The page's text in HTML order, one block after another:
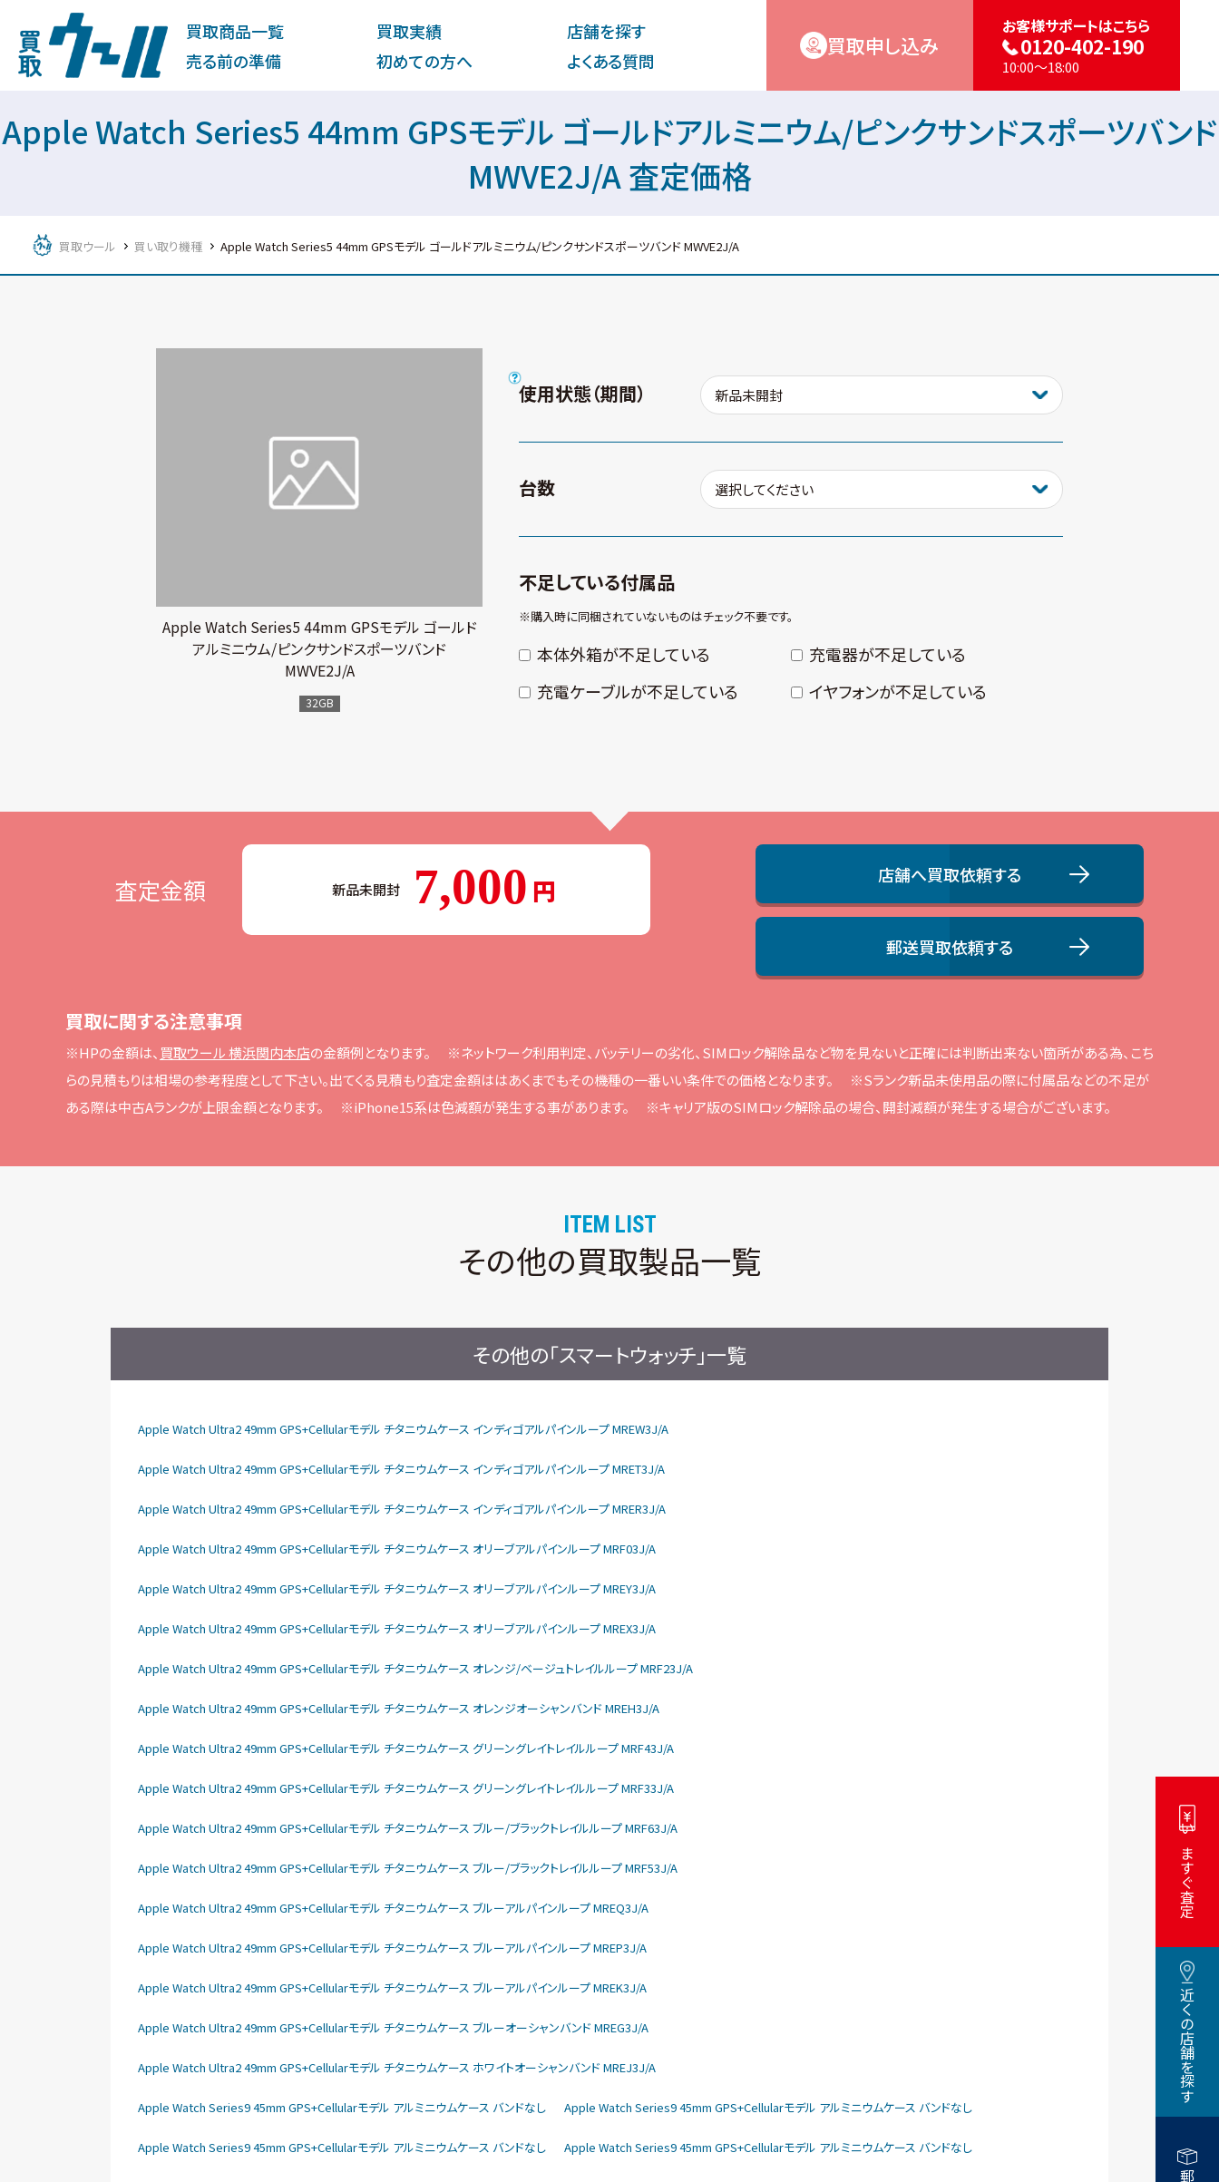
買取商品一覧 買取実績
店舗を探す
売る前の準備
初めての⽅へ よくある質問
買取申し込み
お客様サポートはこちら
0120-402-190
10:00～18:00
いますぐ査定
近くの店舗を探す
Apple Watch Series5 44mm GPSモデル ゴールドアルミニウム/ピンクサンドスポーツバンド
MWVE2J/A 査定価格
買取ウール 買い取り機種 Apple Watch Series5 44mm GPSモデル ゴールドアルミニウム/ピンクサンドスポーツバンド MWVE2J/A
Apple Watch Series5 44mm GPSモデル ゴールド
アルミニウム/ピンクサンドスポーツバンド
MWVE2J/A
32GB
使用状態（期間）
台数
不足している付属品
※購⼊時に同梱されていないものはチェック不要です。
本体外箱が不⾜している
充電器が不⾜している
充電ケーブルが不⾜している
イヤフォンが不⾜している
査定金額 新品未開封 7,000 店舗へ買取依頼する
郵送買取依頼する
買取に関する注意事項
※HPの⾦額は、 買取ウール 横浜関内本店の⾦額例となります。
※ネットワーク利⽤判定、バッテリーの劣化、SIMロック解除品など物を⾒ないと正確には判断出来ない箇所がある為、こち
らの⾒積もりは相場の参考程度として下さい。出てくる⾒積もり査定⾦額ははあくまでもその機種の⼀番いい条件での価格となります。
※Sランク新品未使⽤品の際に付属品などの不⾜が
ある際は中古Aランクが上限⾦額となります。
※iPhone15系は⾊減額が発⽣する事があります。 ※キャリア版のSIMロック解除品の場合、開封減額が発⽣する場合がございます。
ITEM LIST
その他の買取製品一覧
その他の「スマートウォッチ」一覧
Apple Watch Ultra2 49mm GPS+Cellularモデル チタニウムケース インディゴアルパインループ MREW3J/A
Apple Watch Ultra2 49mm GPS+Cellularモデル チタニウムケース インディゴアルパインループ MRET3J/A
Apple Watch Ultra2 49mm GPS+Cellularモデル チタニウムケース インディゴアルパインループ MRER3J/A
Apple Watch Ultra2 49mm GPS+Cellularモデル チタニウムケース オリーブアルパインループ MRF03J/A
Apple Watch Ultra2 49mm GPS+Cellularモデル チタニウムケース オリーブアルパインループ MREY3J/A
Apple Watch Ultra2 49mm GPS+Cellularモデル チタニウムケース オリーブアルパインループ MREX3J/A
Apple Watch Ultra2 49mm GPS+Cellularモデル チタニウムケース オレンジ/ベージュトレイルループ MRF23J/A
Apple Watch Ultra2 49mm GPS+Cellularモデル チタニウムケース オレンジオーシャンバンド MREH3J/A
Apple Watch Ultra2 49mm GPS+Cellularモデル チタニウムケース グリーングレイトレイルループ MRF43J/A
Apple Watch Ultra2 49mm GPS+Cellularモデル チタニウムケース グリーングレイトレイルループ MRF33J/A
Apple Watch Ultra2 49mm GPS+Cellularモデル チタニウムケース ブルー/ブラックトレイルループ MRF63J/A
Apple Watch Ultra2 49mm GPS+Cellularモデル チタニウムケース ブルー/ブラックトレイルループ MRF53J/A
Apple Watch Ultra2 49mm GPS+Cellularモデル チタニウムケース ブルーアルパインループ MREQ3J/A
Apple Watch Ultra2 49mm GPS+Cellularモデル チタニウムケース ブルーアルパインループ MREP3J/A
Apple Watch Ultra2 49mm GPS+Cellularモデル チタニウムケース ブルーアルパインループ MREK3J/A
Apple Watch Ultra2 49mm GPS+Cellularモデル チタニウムケース ブルーオーシャンバンド MREG3J/A
Apple Watch Ultra2 49mm GPS+Cellularモデル チタニウムケース ホワイトオーシャンバンド MREJ3J/A
Apple Watch Series9 45mm GPS+Cellularモデル アルミニウムケース バンドなし Apple Watch Series9 45mm GPS+Cellularモデル アルミニウムケース バンドなし
Apple Watch Series9 45mm GPS+Cellularモデル アルミニウムケース バンドなし Apple Watch Series9 45mm GPS+Cellularモデル アルミニウムケース バンドなし